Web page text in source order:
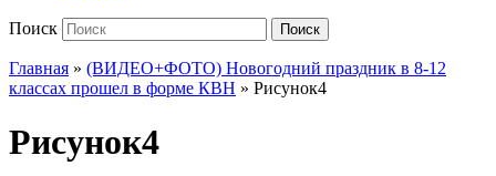
Поиск Поиск
Главная » (ВИДЕО+ФОТО) Новогодний праздник в 8-12
классах прошел в форме КВН » Рисунок4
Рисунок4